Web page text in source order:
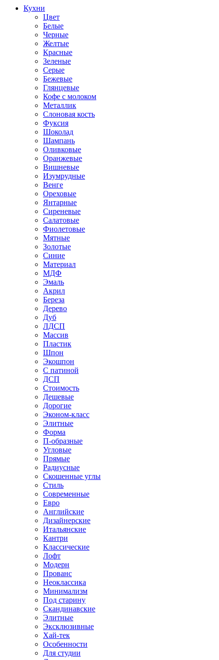
Кухни
Цвет
Белые
Черные
Желтые
Красные
Зеленые
Серые
Бежевые
Глянцевые
Кофе с молоком
Металлик
Слоновая кость
Фуксия
Шоколад
Шампань
Оливковые
Оранжевые
Вишневые
Изумрудные
Венге
Ореховые
Янтарные
Сиреневые
Салатовые
Фиолетовые
Мятные
Золотые
Синие
Материал
МДФ
Эмаль
Акрил
Береза
Дерево
Дуб
ЛДСП
Массив
Пластик
Шпон
Экошпон
С патиной
ДСП
Стоимость
Дешевые
Дорогие
Эконом-класс
Элитные
Форма
П-образные
Угловые
Прямые
Радиусные
Скошенные углы
Стиль
Современные
Евро
Английские
Дизайнерские
Итальянские
Кантри
Классические
Лофт
Модерн
Прованс
Неоклассика
Минимализм
Под старину
Скандинавские
Элитные
Эксклюзивные
Хай-тек
Особенности
Для студии